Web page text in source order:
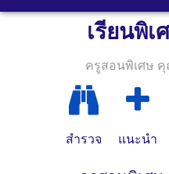
เรียนพิ
ครูสอนพิเศษ
สำรวจ แนะนำ